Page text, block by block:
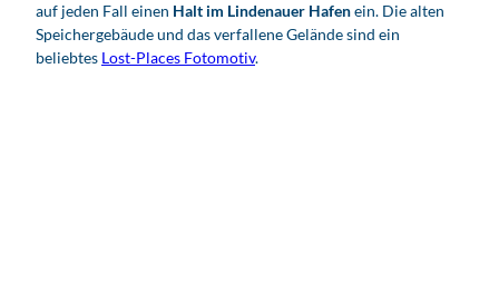
auf jeden Fall einen Halt im Lindenauer Hafenein. Die alten
Speichergebäude und das verfallene Gelände sind ein
beliebtes Lost-Places Fotomotiv.